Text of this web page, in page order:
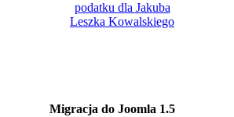
Migracja do Joomla 1.5